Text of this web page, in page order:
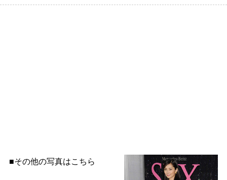
■その他の写真はこちら